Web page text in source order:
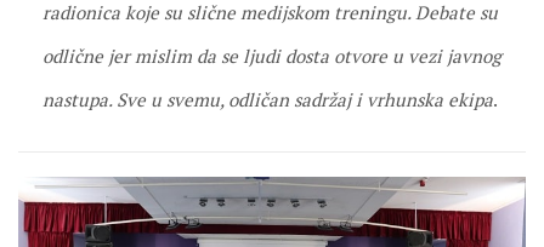
radionica koje su slične medijskom treningu. Debate su
odlične jer mislim da se ljudi dosta otvore u vezi javnog
nastupa. Sve u svemu, odličan sadržaj i vrhunska ekipa.